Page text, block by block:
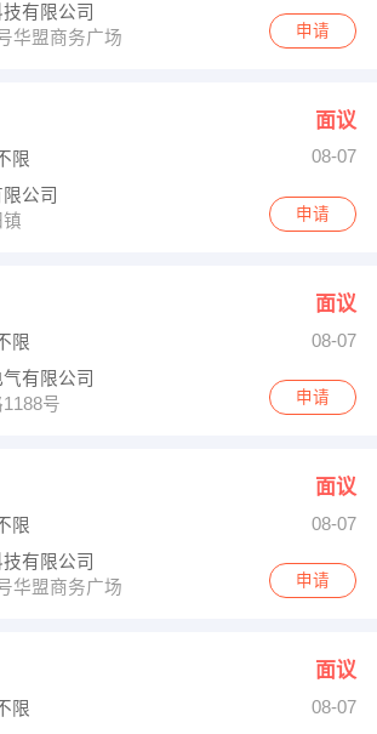
有限公司
华盟商务广场
申请
面议
限
08-07
公司
申请
面议
限
08-07
有限公司
号
申请
面议
限
08-07
有限公司
华盟商务广场
申请
面议
限
08-07